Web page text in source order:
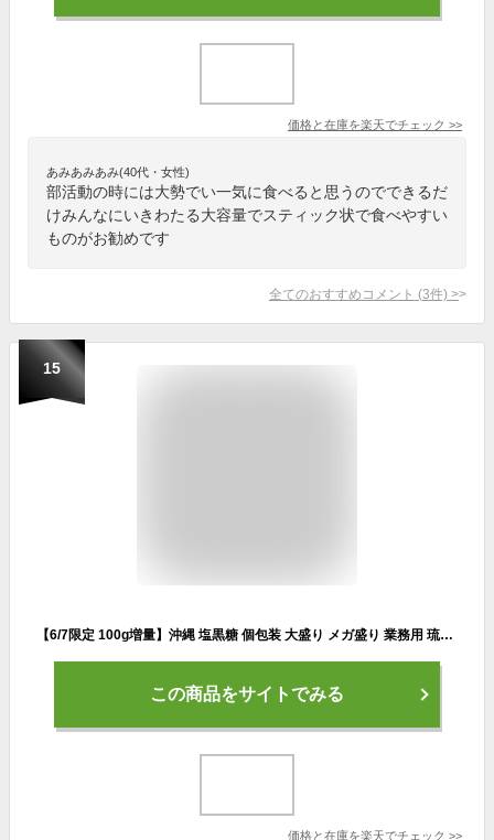
価格と在庫を楽天でチェック >>
あみあみあみ(40代・女性)
部活動の時には大勢でい一気に食べると思うのでできるだ
けみんなにいきわたる大容量でスティック状で食べやすい
ものがお勧めです
全てのおすすめコメント (3件) >
15
【6/7限定 100g増量】沖縄 塩黒糖 個包装 大盛り メガ盛り 業務用 琉球黒糖 沖縄産 黒砂糖 加工黒糖 お菓子 カルシウム ミネラル 熱中症対策 沖縄県 宮古多良間産 黒糖 使用 塩こくとう おすすめ ひとくち 一口サイズ 人気 ご当地 スイーツ おやつ 送料無料
この商品をサイトでみる
価格と在庫を楽天でチェック >>